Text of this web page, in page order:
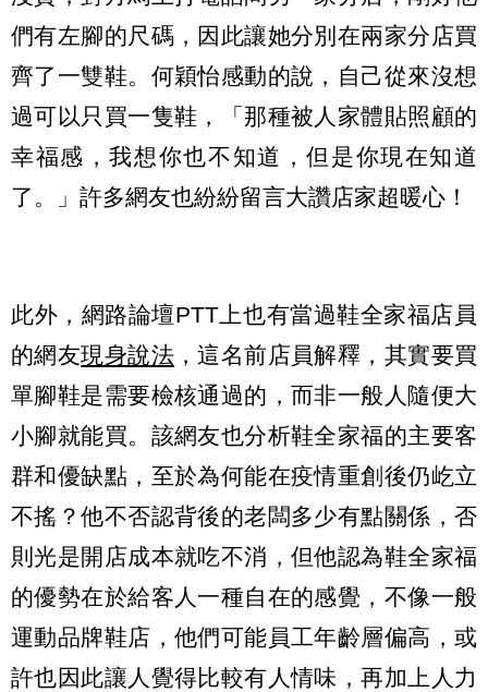
們有左腳的尺碼，因此讓她分別在兩家分店買
齊了一雙鞋。何穎怡感動的說，自己從來沒想
過可以只買一隻鞋，「那種被人家體貼照顧的
幸福感，我想你也不知道，但是你現在知道
了。」許多網友也紛紛留言大讚店家超暖心！
此外，網路論壇PTT上也有當過鞋全家福店員
的網友現身說法，這名前店員解釋，其實要買
單腳鞋是需要檢核通過的，而非一般人隨便大
小腳就能買。該網友也分析鞋全家福的主要客
群和優缺點，至於為何能在疫情重創後仍屹立
不搖？他不否認背後的老闆多少有點關係，否
則光是開店成本就吃不消，但他認為鞋全家福
的優勢在於給客人一種自在的感覺，不像一般
運動品牌鞋店，他們可能員工年齡層偏高，或
許也因此讓人覺得比較有人情味，再加上人力